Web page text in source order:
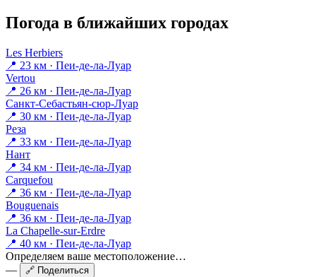
Погода в ближайших городах
Les Herbiers
📍 23 км · Пеи-де-ла-Луар
Vertou
📍 26 км · Пеи-де-ла-Луар
Санкт-Себастьян-сюр-Луар
📍 30 км · Пеи-де-ла-Луар
Реза
📍 33 км · Пеи-де-ла-Луар
Нант
📍 34 км · Пеи-де-ла-Луар
Carquefou
📍 36 км · Пеи-де-ла-Луар
Bouguenais
📍 36 км · Пеи-де-ла-Луар
La Chapelle-sur-Erdre
📍 40 км · Пеи-де-ла-Луар
Определяем ваше местоположение…
—
🔗 Поделиться